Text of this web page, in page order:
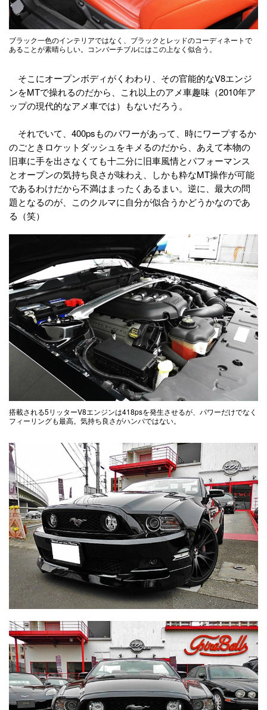
ブラック一色のインテリアではなく、ブラックとレッドのコーディネートで
あることが素晴らしい。コンバーチブルにはこの上なく似合う。
そこにオープンボディがくわわり、その官能的なV8エンジ
ンをMTで操れるのだから、これ以上のアメ車趣味（2010年ア
ップの現代的なアメ車では）もないだろう。
それでいて、400psものパワーがあって、時にワープするか
のごときロケットダッシュをキメるのだから、あえて本物の
旧車に手を出さなくても十二分に旧車風情とパフォーマンス
とオープンの気持ち良さが味わえ、しかも粋なMT操作が可能
であるわけだから不満はまったくあるまい。逆に、最大の問
題となるのが、このクルマに自分が似合うかどうかなのであ
る（笑）
搭載される5リッターV8エンジンは418psを発生させるが、パワーだけでなく
フィーリングも最高。気持ち良さがハンパではない。